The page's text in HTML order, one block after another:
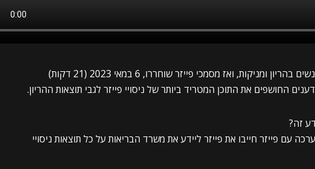
ואז מסמכי פייזר שוחררו, 6 במאי 2023 (21 דקות)
החושפים את התוכן המטריד ביותר של ניסויי פייזר לגבי תוצאות ההריון.
זה?
עם פייזר חייבו את פייזר ליידע את משרד הבריאות על כל תוצאות ניסויי